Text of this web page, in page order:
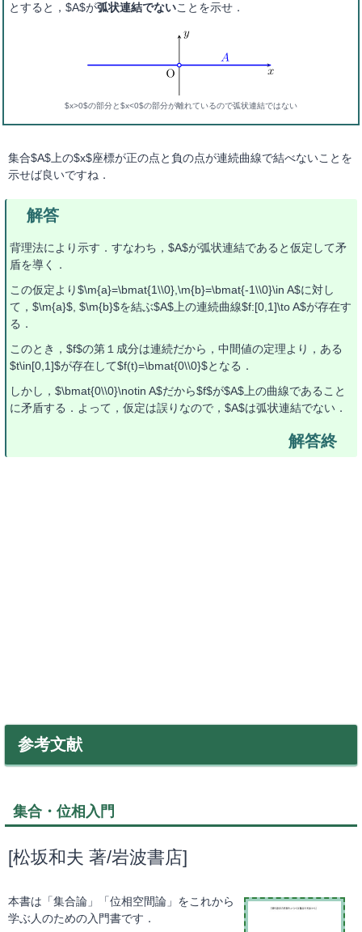
とすると，$A$が弧状連結でないことを示せ．
$x>0$の部分と$x<0$の部分が離れているので弧状連結ではない
集合$A$上の$x$座標が正の点と負の点が連続曲線で結べないことを
示せば良いですね．
背理法により示す．すなわち，$A$が弧状連結であると仮定して矛
盾を導く．
この仮定より$\m{a}=\bmat{1\\0},\m{b}=\bmat{-1\\0}\in A$に対し
て，$\m{a}$, $\m{b}$を結ぶ$A$上の連続曲線$f:[0,1]\to A$が存在す
る．
このとき，$f$の第１成分は連続だから，中間値の定理より，ある
$t\in[0,1]$が存在して$f(t)=\bmat{0\\0}$となる．
しかし，$\bmat{0\\0}\notin A$だから$f$が$A$上の曲線であること
に矛盾する．よって，仮定は誤りなので，$A$は弧状連結でない．
参考文献
集合・位相入門
[松坂和夫 著/岩波書店]
本書は「集合論」「位相空間論」をこれから
学ぶ人のための入門書です．